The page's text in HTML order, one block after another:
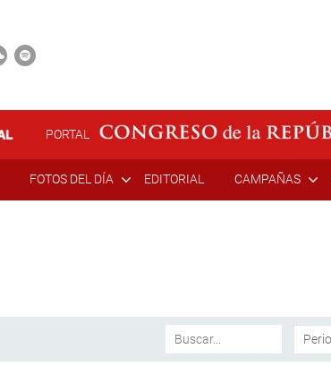
PORTAL
FOTOS DEL DÍA EDITORIAL CAMPAÑAS